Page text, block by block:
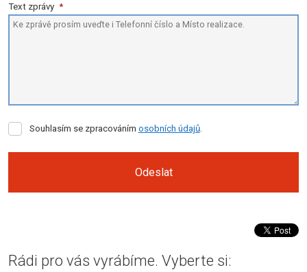
Text zprávy *
Souhlasím
zpracováním
Souhlasím se zpracováním osobních údajů.
Odeslat
odeslat.
Rádi pro vás vyrábíme. Vyberte si: